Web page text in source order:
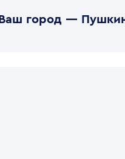
Ваш город —